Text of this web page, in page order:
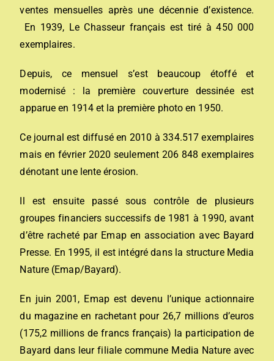
ventes mensuelles après une décennie d’existence.
En 1939, Le Chasseur français est tiré à 450 000
exemplaires.
Depuis, ce mensuel s’est beaucoup étoffé et
modernisé : la première couverture dessinée est
apparue en 1914 et la première photo en 1950.
Ce journal est diffusé en 2010 à 334.517 exemplaires
mais en février 2020 seulement 206 848 exemplaires
dénotant une lente érosion.
Il est ensuite passé sous contrôle de plusieurs
groupes financiers successifs de 1981 à 1990, avant
d’être racheté par Emap en association avec Bayard
Presse. En 1995, il est intégré dans la structure Media
Nature (Emap/Bayard).
En juin 2001, Emap est devenu l’unique actionnaire
du magazine en rachetant pour 26,7 millions d’euros
(175,2 millions de francs français) la participation de
Bayard dans leur filiale commune Media Nature avec